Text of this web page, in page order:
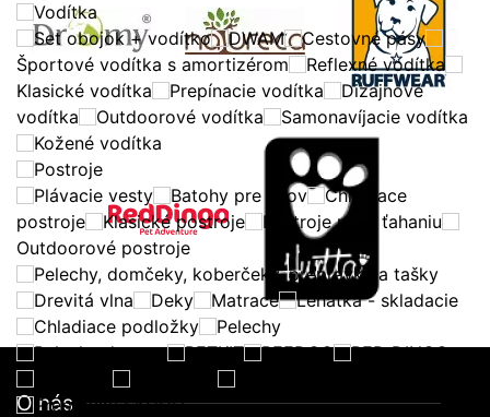
Vodítka
Set obojok + vodítko
DWAM
Cestovné pásy
Športové vodítka s amortizérom
Reflexné vodítka
Klasické vodítka
Prepínacie vodítka
Dizajnové
vodítka
Outdoorové vodítka
Samonavíjacie vodítka
Kožené vodítka
Postroje
Plávacie vesty
Batohy pre psov
Chladiace
postroje
Klasické postroje
Postroje proti ťahaniu
Outdoorové postroje
Pelechy, domčeky, koberčeky, prepravky a tašky
Drevitá vlna
Deky Matrace
Lehátka - skladacie
Chladiace podložky
Pelechy
Pelechy do auta
PETKIT REEDOG
RED DINGO
Prepravky SKUDO
O nás